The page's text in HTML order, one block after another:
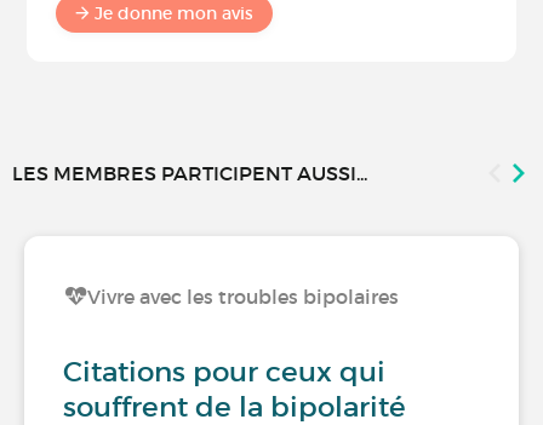
Je donne mon avis
LES MEMBRES PARTICIPENT AUSSI...
Vivre avec les troubles bipolaires
Citations pour ceux qui
souffrent de la bipolarité